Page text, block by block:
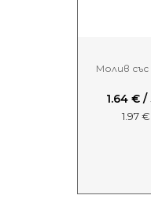
Молив със
1.64 €
1.97